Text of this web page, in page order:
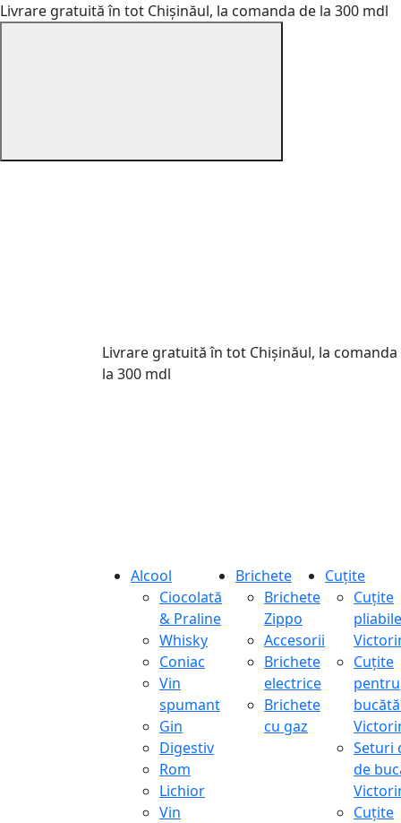
Livrare gratuită în tot Chișinăul, la comanda de la 300 mdl
Livrare gratuită în tot Chișinăul, la comanda
la 300 mdl
Alcool
Ciocolată
& Praline
Whisky
Coniac
Vin
spumant
Gin
Digestiv
Rom
Lichior
Vin
Brichete
Brichete
Zippo
Accesorii
Brichete
electrice
Brichete
cu gaz
Cuțite
Cuțite
pliabile
Cuțite
pentru
Seturi
de
Cuțite